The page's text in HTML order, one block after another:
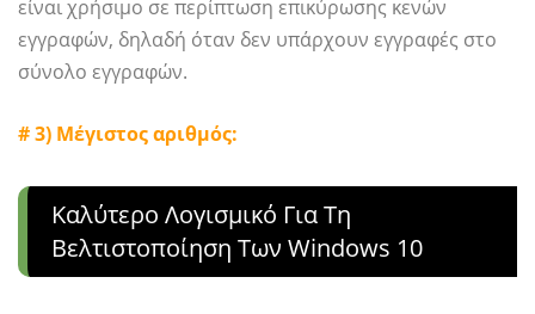
είναι χρήσιμο σε περίπτωση επικύρωσης κενών
εγγραφών, δηλαδή όταν δεν υπάρχουν εγγραφές στο
σύνολο εγγραφών.
# 3) Μέγιστος αριθμός:
Καλύτερο Λογισμικό Για Τη
Βελτιστοποίηση Των Windows 10